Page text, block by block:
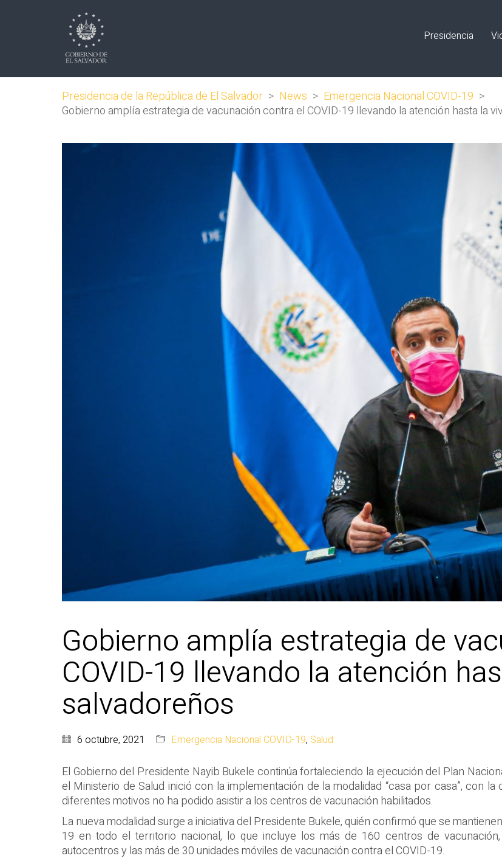
Presidencia
Presidencia de la República de El Salvador > News > Emergencia Nacional COVID-19 >
Gobierno amplía estrategia de vacunación contra el COVID-19 llevando la atención hasta la
Gobierno amplía estrategia de
COVID-19 llevando la atención
salvadoreños
6 octubre, 2021 Emergencia Nacional COVID-19, Salud
El Gobierno del Presidente Nayib Bukele continúa fortaleciendo la ejecución del Plan
el Ministerio de Salud inició con la implementación de la modalidad “casa por casa”, con
diferentes motivos no ha podido asistir a los centros de vacunación habilitados.
La nueva modalidad surge a iniciativa del Presidente Bukele, quién confirmó que se
19 en todo el territorio nacional, lo que incluye los más de 160 centros de
autocentros y las más de 30 unidades móviles de vacunación contra el COVID-19.